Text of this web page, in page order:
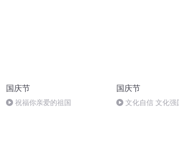
国庆节
祝福你亲爱的祖国
国庆节
文化自信 文化强